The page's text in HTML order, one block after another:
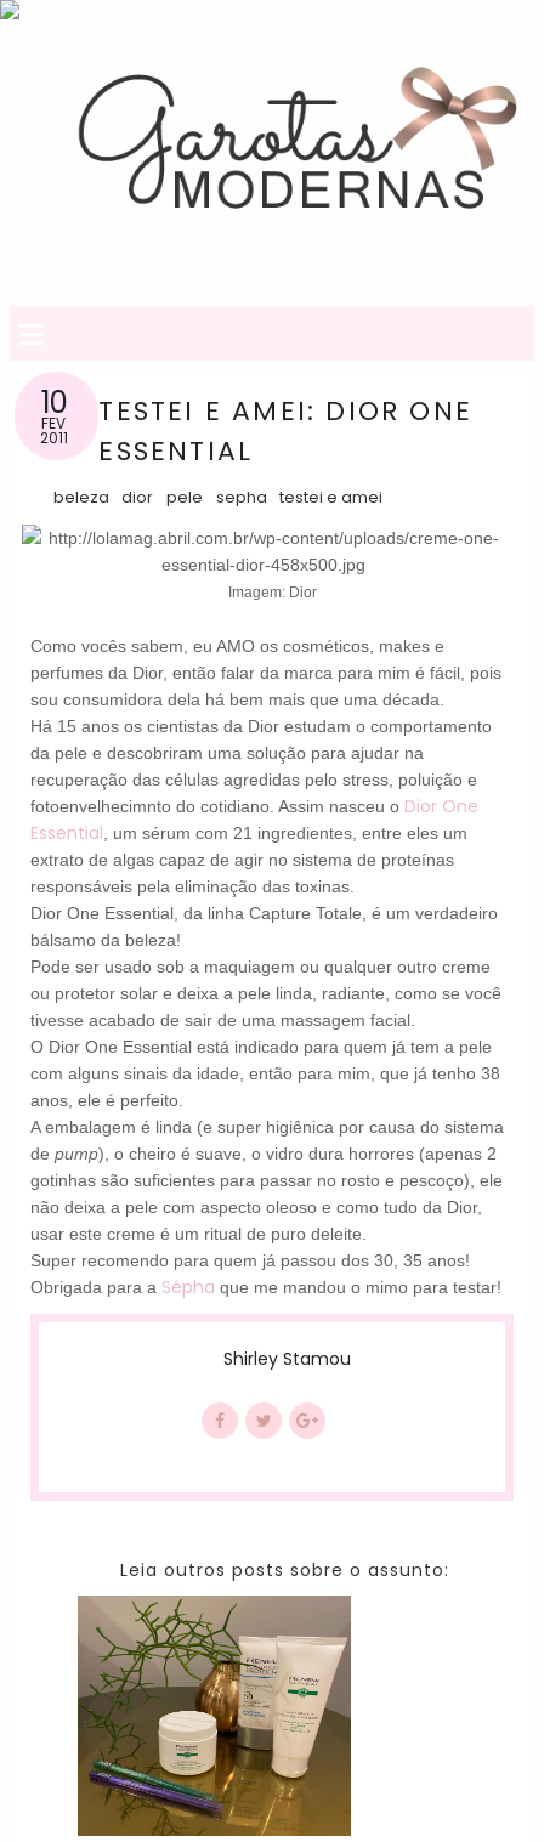
10
FEV
2011
TESTEI E AMEI: DIOR ONE
ESSENTIAL
beleza dior pele sepha testei e amei
Imagem: Dior
Como vocês sabem, eu AMO os cosméticos, makes e
perfumes da Dior, então falar da marca para mim é fácil, pois
sou consumidora dela há bem mais que uma década.
Há 15 anos os cientistas da Dior estudam o comportamento
da pele e descobriram uma solução para ajudar na
recuperação das células agredidas pelo stress, poluição e
fotoenvelhecimnto do cotidiano. Assim nasceu o Dior One
Essential, um sérum com 21 ingredientes, entre eles um
extrato de algas capaz de agir no sistema de proteínas
responsáveis pela eliminação das toxinas.
Dior One Essential, da linha Capture Totale, é um verdadeiro
bálsamo da beleza!
Pode ser usado sob a maquiagem ou qualquer outro creme
ou protetor solar e deixa a pele linda, radiante, como se você
tivesse acabado de sair de uma massagem facial.
O Dior One Essential está indicado para quem já tem a pele
com alguns sinais da idade, então para mim, que já tenho 38
anos, ele é perfeito.
A embalagem é linda (e super higiênica por causa do sistema
de pump), o cheiro é suave, o vidro dura horrores (apenas 2
gotinhas são suficientes para passar no rosto e pescoço), ele
não deixa a pele com aspecto oleoso e como tudo da Dior,
usar este creme é um ritual de puro deleite.
Super recomendo para quem já passou dos 30, 35 anos!
Obrigada para a Sépha que me mandou o mimo para testar!
Shirley Stamou
Leia outros posts sobre o assunto: